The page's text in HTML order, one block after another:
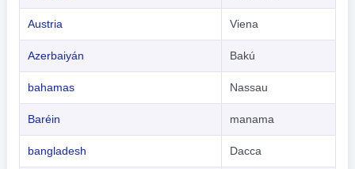
Austria Viena
Azerbaiyán Bakú
bahamas Nassau
Baréin manama
bangladesh Dacca